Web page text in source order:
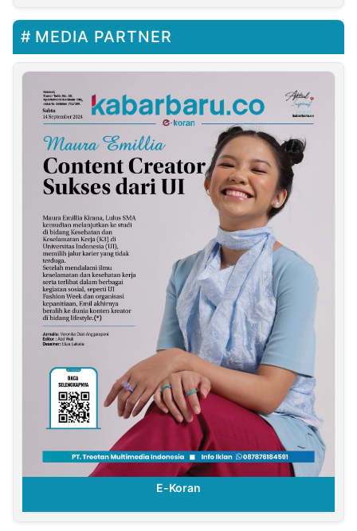
MEDIA PARTNER
E-Koran